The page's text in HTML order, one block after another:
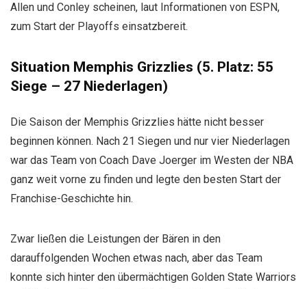
Allen und Conley scheinen, laut Informationen von ESPN,
zum Start der Playoffs einsatzbereit.
Situation Memphis Grizzlies (5. Platz: 55
Siege – 27 Niederlagen)
Die Saison der Memphis Grizzlies hätte nicht besser
beginnen können. Nach 21 Siegen und nur vier Niederlagen
war das Team von Coach Dave Joerger im Westen der NBA
ganz weit vorne zu finden und legte den besten Start der
Franchise-Geschichte hin.
Zwar ließen die Leistungen der Bären in den
darauffolgenden Wochen etwas nach, aber das Team
konnte sich hinter den übermächtigen Golden State Warriors